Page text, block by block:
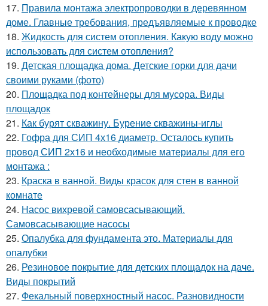
17. Правила монтажа электропроводки в деревянном
доме. Главные требования, предъявляемые к проводке
18. Жидкость для систем отопления. Какую воду можно
использовать для систем отопления?
19. Детская площадка дома. Детские горки для дачи
своими руками (фото)
20. Площадка под контейнеры для мусора. Виды
площадок
21. Как бурят скважину. Бурение скважины-иглы
22. Гофра для СИП 4х16 диаметр. Осталось купить
провод СИП 2х16 и необходимые материалы для его
монтажа :
23. Краска в ванной. Виды красок для стен в ванной
комнате
24. Насос вихревой самовсасывающий.
Самовсасывающие насосы
25. Опалубка для фундамента это. Материалы для
опалубки
26. Резиновое покрытие для детских площадок на даче.
Виды покрытий
27. Фекальный поверхностный насос. Разновидности